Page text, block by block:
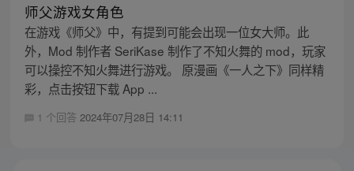
师父游戏女角色
在游戏《师父》中，有提到可能会出现一位女大师。此
外，Mod 制作者 SeriKase 制作了不知火舞的 mod，玩家
可以操控不知火舞进行游戏。 原漫画《一人之下》同样精
彩，点击按钮下载 App ...
1 个回答 2024年07月28日 14:11